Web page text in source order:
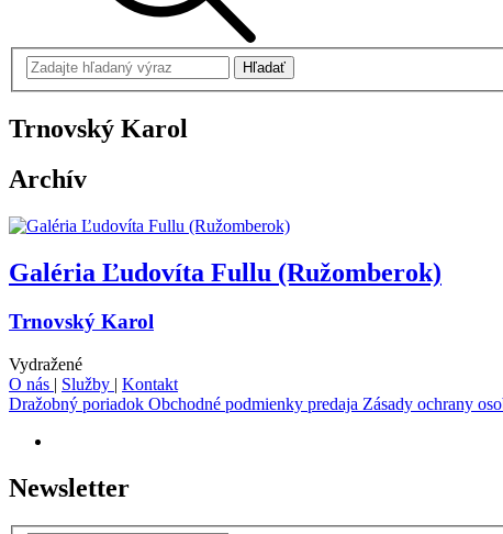
Trnovský Karol
Archív
Galéria Ľudovíta Fullu (Ružomberok)
Trnovský Karol
Vydražené
O nás | Služby | Kontakt
Dražobný poriadok Obchodné podmienky predaja Zásady ochrany
Newsletter